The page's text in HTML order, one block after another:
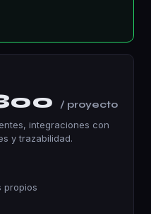
/ proyecto
integraciones con
y trazabilidad.
propios